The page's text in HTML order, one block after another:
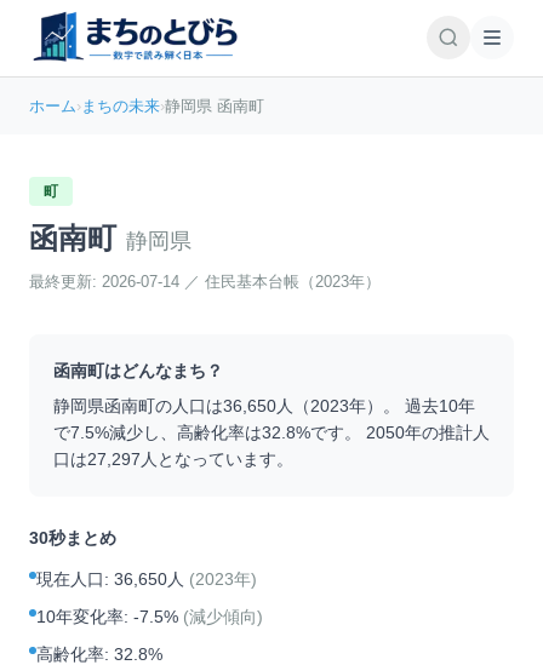
ホーム›まちの未来›静岡県 函南町
町
函南町 静岡県
最終更新: 2026-07-14 ／ 住民基本台帳（2023年）
函南町はどんなまち？
静岡県函南町の人口は36,650人（2023年）。 過去10年
で7.5%減少し、高齢化率は32.8%です。 2050年の推計人
口は27,297 人となっています。
30秒まとめ
現在人口: 36,650人 (2023年)
10年変化率: -7.5% (減少傾向)
高齢化率: 32.8%